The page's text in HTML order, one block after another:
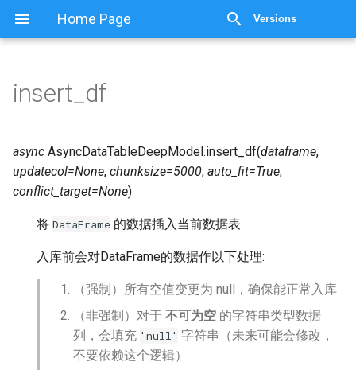
Home Page Versions
显示源代码
insert_df
async AsyncDataTableDeepModel.insert_df(dataframe,
updatecol=None, chunksize=5000, auto_fit=True,
conflict_target=None)
将 DataFrame 的数据插入当前数据表
入库前会对DataFrame的数据作以下处理:
（强制）所有空值变更为 null，确保能正常入库
（非强制）对于 不可为空 的字符串类型数据
列，会填充 'null' 字符串（未来可能会修改，
不要依赖这个逻辑）